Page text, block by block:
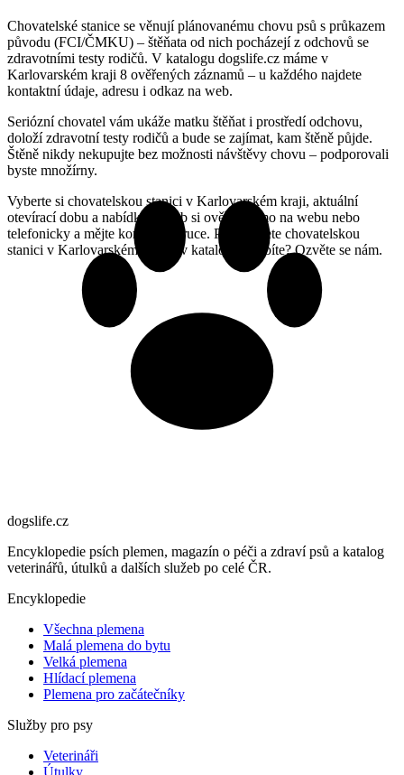
Chovatelské stanice se věnují plánovanému chovu psů s průkazem
původu (FCI/ČMKU) – štěňata od nich pocházejí z odchovů se
zdravotními testy rodičů. V katalogu dogslife.cz máme v
Karlovarském kraji 8 ověřených záznamů – u každého najdete
kontaktní údaje, adresu i odkaz na web.
Seriózní chovatel vám ukáže matku štěňat i prostředí odchovu,
doloží zdravotní testy rodičů a bude se zajímat, kam štěně půjde.
Štěně nikdy nekupujte bez možnosti návštěvy chovu – podporovali
byste množírny.
Vyberte si chovatelskou stanici v Karlovarském kraji, aktuální
otevírací dobu a nabídku služeb si ověřte přímo na webu nebo
telefonicky a mějte kontakt po ruce. Provozujete chovatelskou
stanici v Karlovarském kraji a v katalogu chybíte? Ozvěte se nám.
dogslife.cz
Encyklopedie psích plemen, magazín o péči a zdraví psů a katalog
veterinářů, útulků a dalších služeb po celé ČR.
Encyklopedie
Všechna plemena
Malá plemena do bytu
Velká plemena
Hlídací plemena
Plemena pro začátečníky
Služby pro psy
Veterináři
Útulky